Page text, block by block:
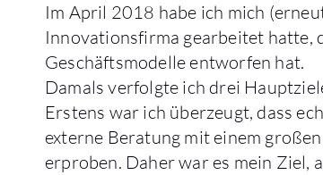
Im April 2018 habe ich mich
Innovationsfirma gearbeitet hatte,
Geschäftsmodelle entworfen hat.
Damals verfolgte ich drei
Erstens war ich überzeugt, dass
externe Beratung mit einem
erproben. Daher war es mein Ziel,